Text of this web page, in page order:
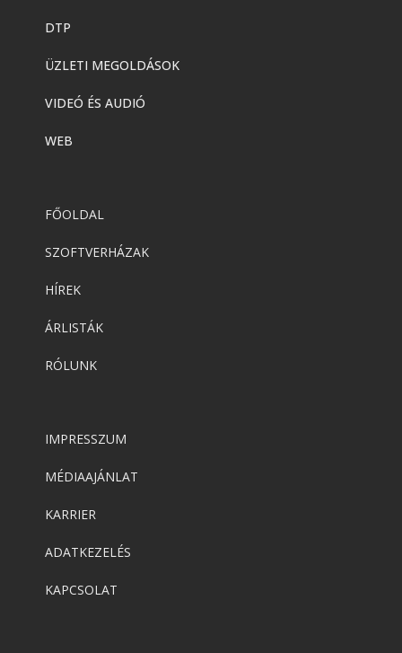
DTP
ÜZLETI MEGOLDÁSOK
VIDEÓ ÉS AUDIÓ
WEB
FŐOLDAL
SZOFTVERHÁZAK
HÍREK
ÁRLISTÁK
RÓLUNK
IMPRESSZUM
MÉDIAAJÁNLAT
KARRIER
ADATKEZELÉS
KAPCSOLAT